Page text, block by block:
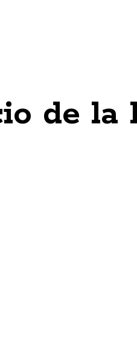
de la